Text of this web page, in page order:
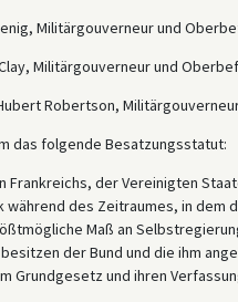
Militärgouverneur und
Militärgouverneur und
Robertson,
das folgende Besatzungsstatut:
Frankreichs, der Vereinigten
während des Zeitraumes, in
Maß an
der Bund und die ihm
Grundgesetz und ihren